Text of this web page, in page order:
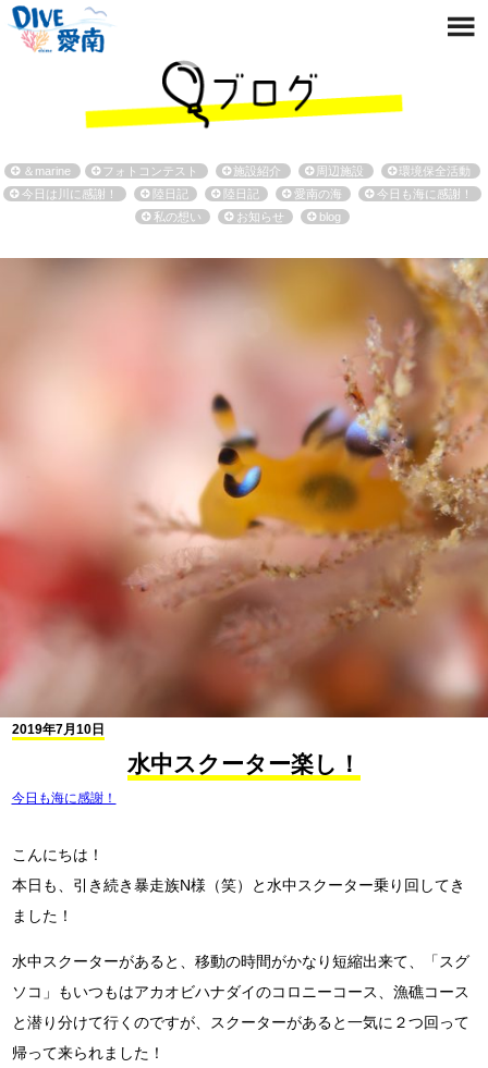
＆marine フォトコンテスト 施設紹介 周辺施設
環境保全活動
今日は川に感謝！
陸日記 陸日記 愛南の海
今日も海に感謝！
私の想い
お知らせ blog
2019年7月10日
水中スクーター楽し！
今日も海に感謝！
こんにちは！
本日も、引き続き暴走族N様（笑）と水中スクーター乗り回してき
ました！
水中スクーターがあると、移動の時間がかなり短縮出来て、「スグ
ソコ」もいつもはアカオビハナダイのコロニーコース、漁礁コース
と潜り分けて行くのですが、スクーターがあると一気に２つ回って
帰って来られました！